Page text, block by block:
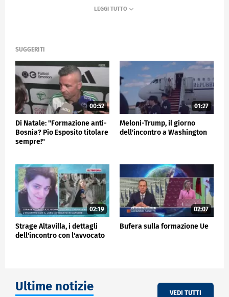
di interesse comune discussi dalla Federazione
della Federazione Europea dei Geologi.
CRONACA
SUGGERITI
00:52
Di Natale: "Formazione anti-
Bosnia? Pio Esposito titolare
sempre!"
01:27
Meloni-Trump, il giorno
dell'incontro a Washington
02:19
Strage Altavilla, i dettagli
dell'incontro con l'avvocato
02:07
Bufera sulla formazione Ue
Ultime notizie VEDI TUTTI